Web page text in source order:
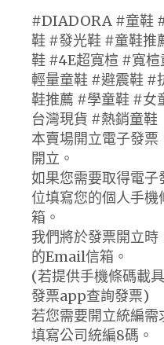
#DIADORA #童鞋
鞋 #發光鞋 #童鞋推
鞋 #4E超寬楦 #寬
輕量童鞋 #避震鞋 #
鞋推薦 #學童鞋 #女
台灣現貨 #熱銷童鞋
本賣場開立電子發
開立。
如果您需要取得電子
位填寫您的個人手
箱。
我們將於發票開立
的Email信箱。
(若提供手機條碼載
發票app查詢發票)
若您需要開立統編
填寫公司統編8碼。